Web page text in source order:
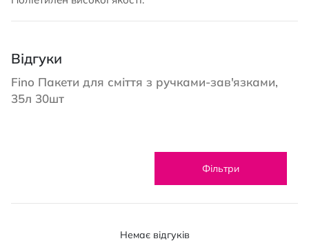
Відгуки
Fino Пакети для сміття з ручками-зав'язками,
35л 30шт
Фільтри
Немає відгуків